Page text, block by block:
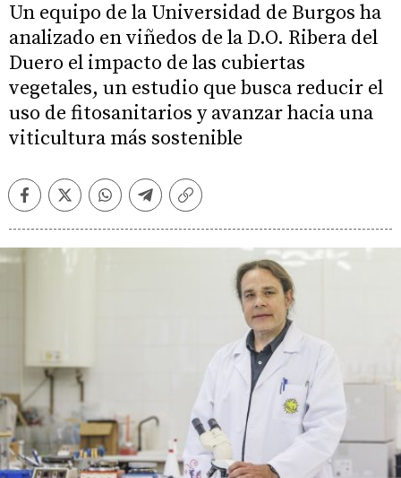
Un equipo de la Universidad de Burgos ha
analizado en viñedos de la D.O. Ribera del
Duero el impacto de las cubiertas
vegetales, un estudio que busca reducir el
uso de fitosanitarios y avanzar hacia una
viticultura más sostenible
FacebookTwitterWhatsappTelegramCopiar